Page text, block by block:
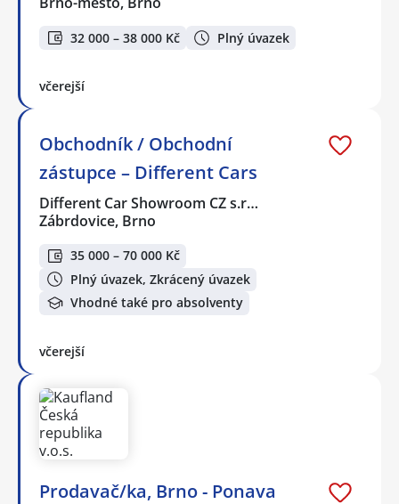
32 000 – 38 000 Kč Plný úvazek
včerejší
Obchodník / Obchodní
zástupce – Different Cars
Different Car Showroom CZ s.r…
Zábrdovice, Brno
35 000 – 70 000 Kč
Plný úvazek, Zkrácený úvazek
Vhodné také pro absolventy
včerejší
Prodavač/ka, Brno - Ponava